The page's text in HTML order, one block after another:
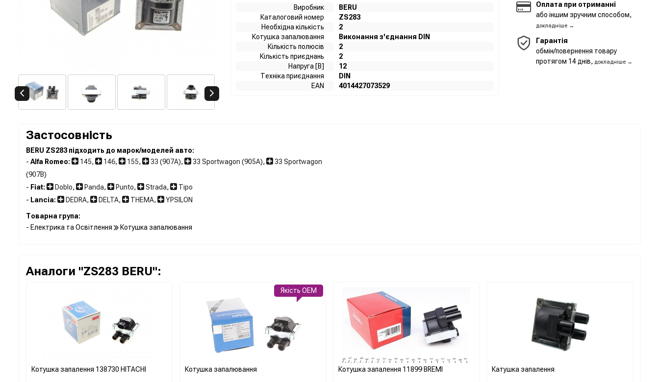
Виробник
BERU
Каталоговий номер
ZS283
Необхідна кількість
2
Котушка запалювання
Виконання з'єднання DIN
Кількість полюсів
2
Кількість приєднань
2
Напруга [В]
12
Техніка приєднання
DIN
EAN
4014427073529
Оплата при отриманні
або іншим зручним способом,
докладніше →
Гарантія
обмін/повернення товару
протягом 14 днів, докладніше →
Застосовність
BERU ZS283 підходить до марок/моделей авто:
- Alfa Romeo: 145, 146, 155, 33 (907A), 33 Sportwagon (905A),
33 Sportwagon
(907B)
- Fiat: Doblo, Panda, Punto, Strada,
Tipo
- Lancia: DEDRA, DELTA, THEMA, YPSILON
Товарна група:
- Електрика та Освітлення
Котушка запалювання
Аналоги "ZS283 BERU":
Котушка запалення 138730 HITACHI Котушка запалювання
Якість OEM
Котушка запалення 11899 BREMI Катушка запалення